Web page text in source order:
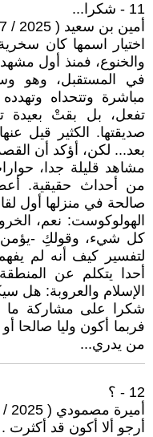
11 - شكرا...
أمين بن سعيد ( 2025 / 7 / 15 - 11:20 )
اختيار اسمها كان
والخنوع، فمنذ أول
في المستقبل، وهو
مباشرة وتتحداه
تفعل، بل بقتْ
صديقتها. الكثير قيل
بعد... لكن، أؤكد أن
مشاهد قليلة جدا،
من أحداث حقيقية.
صالحة في منزلها أول
الهولوكوست: نعم،
كل شيء، وقولكِ -يؤمن
لتفسير كيف أنه لم
أحدا يتكلم عن
الإسلام والعروبة: هل
شكرا على مشاركة ما
فربما أكون وليا صالحا
من يدري...
12 - ؟
أميرة مصمودي ( 2025 / 7 / 15 - 20:23 )
أرجو ألا أكون قد أكثرت .